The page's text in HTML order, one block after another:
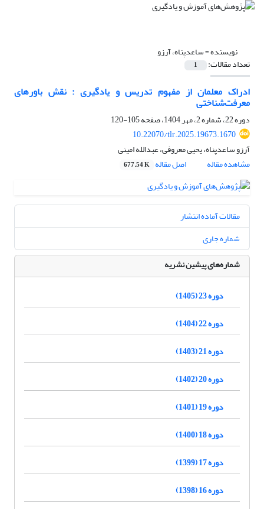
نویسنده =ساعدپناه، آرزو
تعداد مقالات: 1
ادراک معلمان از مفهوم تدریس ‌و یادگیری : نقش باورهای
معرفت‌شناختی
دوره 22، شماره 2، مهر 1404، صفحه
105-120
10.22070/tlr.2025.19673.1670
آرزو ساعدپناه، یحیی معروفی، عبدالله امینی
مشاهده مقاله
اصل مقاله 677.54 K
مقالات آماده انتشار
شماره جاری
شماره‌های پیشین نشریه
دوره 23 (1405)
دوره 22 (1404)
دوره 21 (1403)
دوره 20 (1402)
دوره 19 (1401)
دوره 18 (1400)
دوره 17 (1399)
دوره 16 (1398)